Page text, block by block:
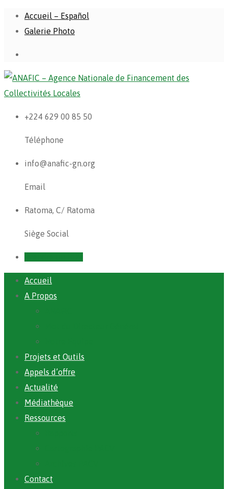
Accueil – Español
Galerie Photo
+224 629 00 85 50
Téléphone
info@anafic-gn.org
Email
Ratoma, C/ Ratoma
Siège Social
Accueil
A Propos
Projets et Outils
Appels d’offre
Actualité
Médiathèque
Ressources
Contact